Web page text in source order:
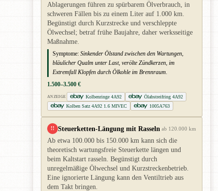
Ablagerungen führen zu spürbarem Ölverbrauch, in
schweren Fällen bis zu einem Liter auf 1.000 km.
Begünstigt durch Kurzstrecke und verschleppte
Ölwechsel; betraf frühe Baujahre, daher werksseitige
Maßnahme.
Symptome: Sinkender Ölstand zwischen den Wartungen,
bläulicher Qualm unter Last, verölte Zündkerzen, im
Extremfall Klopfen durch Ölkohle im Brennraum.
1.500–3.500 €
ANZEIGE Kolbenringe 4A92
Ölabstreifring 4A92
Kolben Satz 4A92 1.6 MIVEC
1005A763
!! Steuerketten-Längung mit Rasseln ab 120.000 km
Ab etwa 100.000 bis 150.000 km kann sich die
theoretisch wartungsfreie Steuerkette längen und
beim Kaltstart rasseln. Begünstigt durch
unregelmäßige Ölwechsel und Kurzstreckenbetrieb.
Eine ignorierte Längung kann den Ventiltrieb aus
dem Takt bringen.